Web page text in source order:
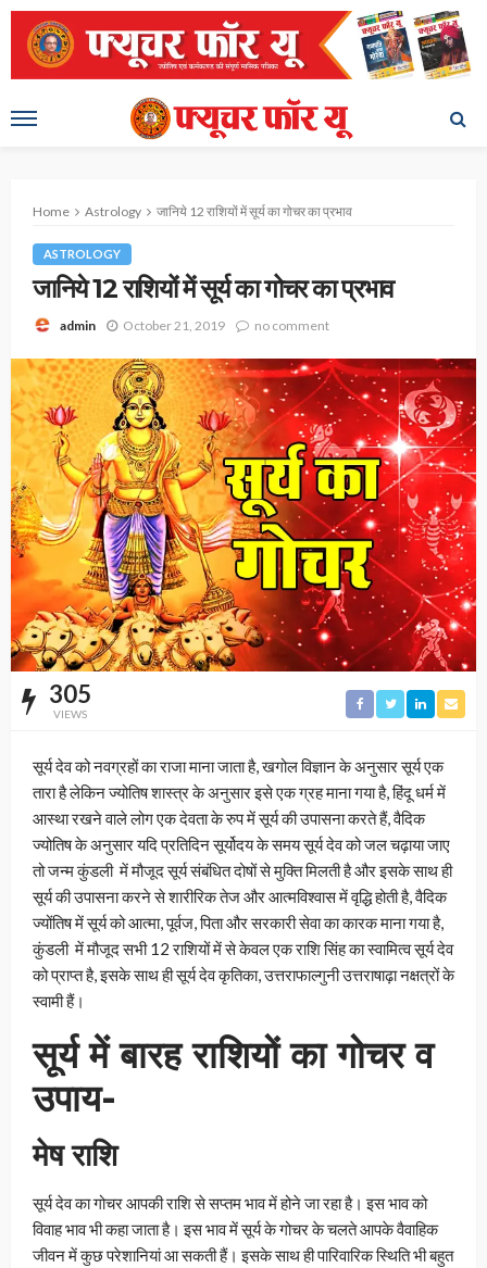
Home Astrology जानिये 12 राशियों में सूर्य का गोचर का प्रभाव
ASTROLOGY
जानिये 12 राशियों में सूर्य का गोचर का प्रभाव
admin October 21, 2019 no comment
305
VIEWS
सूर्य देव को नवग्रहों का राजा माना जाता है, खगोल विज्ञान के अनुसार सूर्य एक
तारा है लेकिन ज्योतिष शास्त्र के अनुसार इसे एक ग्रह माना गया है, हिंदू धर्म में
आस्था रखने वाले लोग एक देवता के रुप में सूर्य की उपासना करते हैं, वैदिक
ज्योतिष के अनुसार यदि प्रतिदिन सूर्योदय के समय सूर्य देव को जल चढ़ाया जाए
तो जन्म कुंडली में मौजूद सूर्य संबंधित दोषों से मुक्ति मिलती है और इसके साथ ही
सूर्य की उपासना करने से शारीरिक तेज और आत्मविश्वास में वृद्धि होती है, वैदिक
ज्योंतिष में सूर्य को आत्मा, पूर्वज, पिता और सरकारी सेवा का कारक माना गया है,
कुंडली में मौजूद सभी 12 राशियों में से केवल एक राशि सिंह का स्वामित्व सूर्य देव
को प्राप्त है, इसके साथ ही सूर्य देव कृतिका, उत्तराफाल्गुनी उत्तराषाढ़ा नक्षत्रों के
स्वामी हैं।
सूर्य में बारह राशियों का गोचर व
उपाय-
मेष राशि
सूर्य देव का गोचर आपकी राशि से सप्तम भाव में होने जा रहा है। इस भाव को
विवाह भाव भी कहा जाता है। इस भाव में सूर्य के गोचर के चलते आपके वैवाहिक
जीवन में कुछ परेशानियां आ सकती हैं। इसके साथ ही पारिवारिक स्थिति भी बहुत